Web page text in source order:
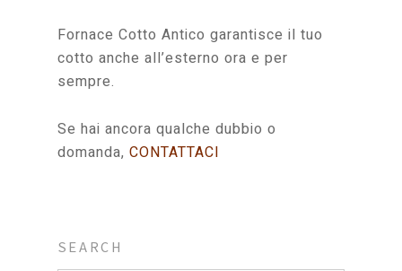
Fornace Cotto Antico garantisce il tuo
cotto anche all’esterno ora e per
sempre.
Se hai ancora qualche dubbio o
domanda, CONTATTACI
SEARCH